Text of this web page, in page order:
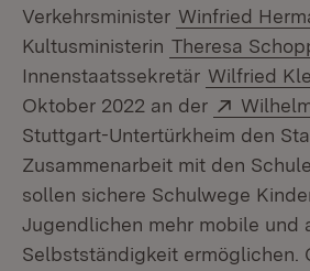
Verkehrsminister Winfried
Kultusministerin Theresa
Innenstaatssekretär Wilfried
Oktober 2022 an der
Extern:
Stuttgart-Untertürkheim den
Zusammenarbeit mit den
sollen sichere Schulwege
Jugendlichen mehr mobile und
Selbstständigkeit ermöglichen.